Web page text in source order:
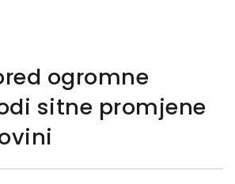
ogromne
sitne promjene